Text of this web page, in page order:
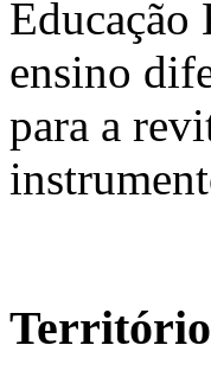
Educação
ensino
para a
Território